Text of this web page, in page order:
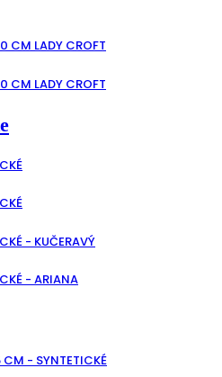
CM LADY CROFT
CM LADY CROFT
- KUČERAVÝ
- ARIANA
- SYNTETICKÉ